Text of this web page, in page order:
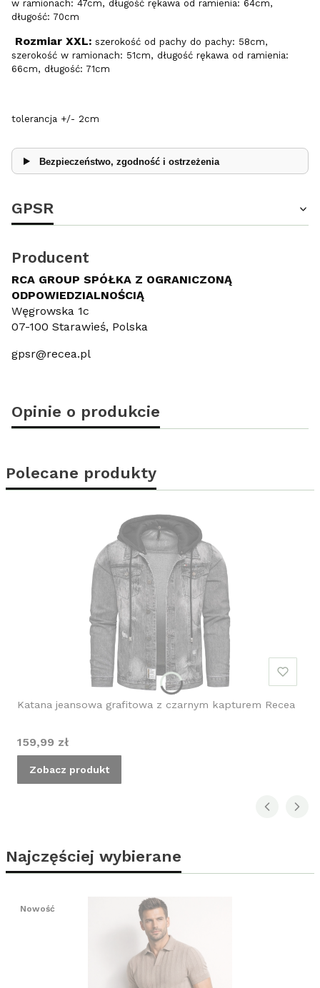
w ramionach: 47cm, długość rękawa od ramienia: 64cm,
długość: 70cm
Rozmiar XXL: szerokość od pachy do pachy: 58cm,
szerokość w ramionach: 51cm, długość rękawa od ramienia:
66cm, długość: 71cm
tolerancja +/- 2cm
Bezpieczeństwo, zgodność i ostrzeżenia
GPSR
Producent
RCA GROUP SPÓŁKA Z OGRANICZONĄ
ODPOWIEDZIALNOŚCIĄ
Węgrowska 1c
07-100 Starawieś, Polska
gpsr@recea.pl
Opinie o produkcie
Polecane produkty
Katana jeansowa grafitowa z czarnym kapturem Recea
Cena
159,99 zł
Zobacz produkt
Najczęściej wybierane
Nowość